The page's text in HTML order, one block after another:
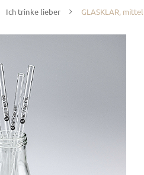
Ich trinke lieber GLASKLAR, mittel